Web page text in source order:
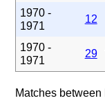
1970 -
1971
12
1970 -
1971
29
Matches between